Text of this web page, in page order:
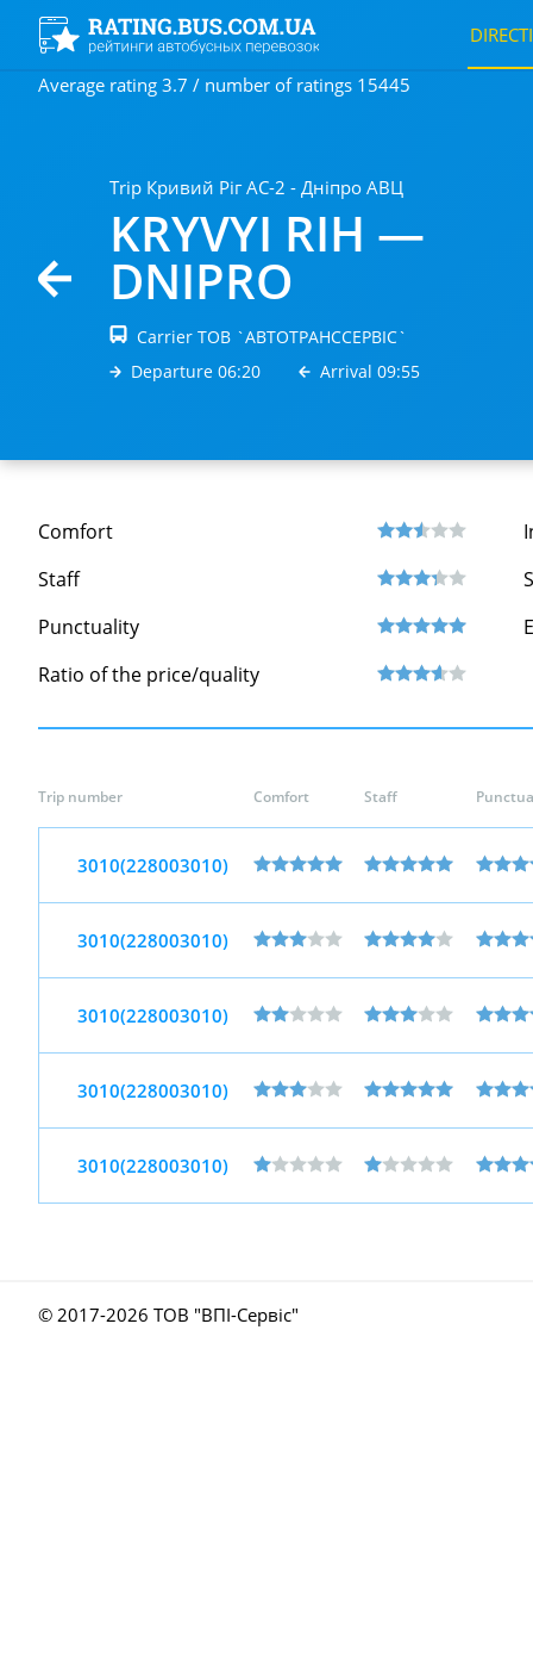
Average rating 3.7 / number of ratings 15445
Trip Кривий Ріг АС-2 - Дніпро АВЦ
KRYVYI RIH —
DNIPRO
Carrier ТОВ `АВТОТРАНССЕРВIС`
Departure 06:20
Arrival 09:55
Comfort
Staff
Punctuality
Ratio of the price/quality
Trip number Comfort Staff
3010(228003010)
3010(228003010)
3010(228003010)
3010(228003010)
3010(228003010)
© 2017-2026 ТОВ "ВПІ-Сервіс"